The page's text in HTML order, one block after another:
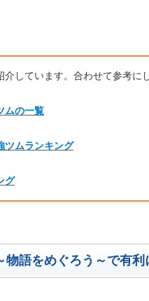
しています。合わせて参考に
ムの一覧
ツムランキング
グ
語をめぐろう～で有利